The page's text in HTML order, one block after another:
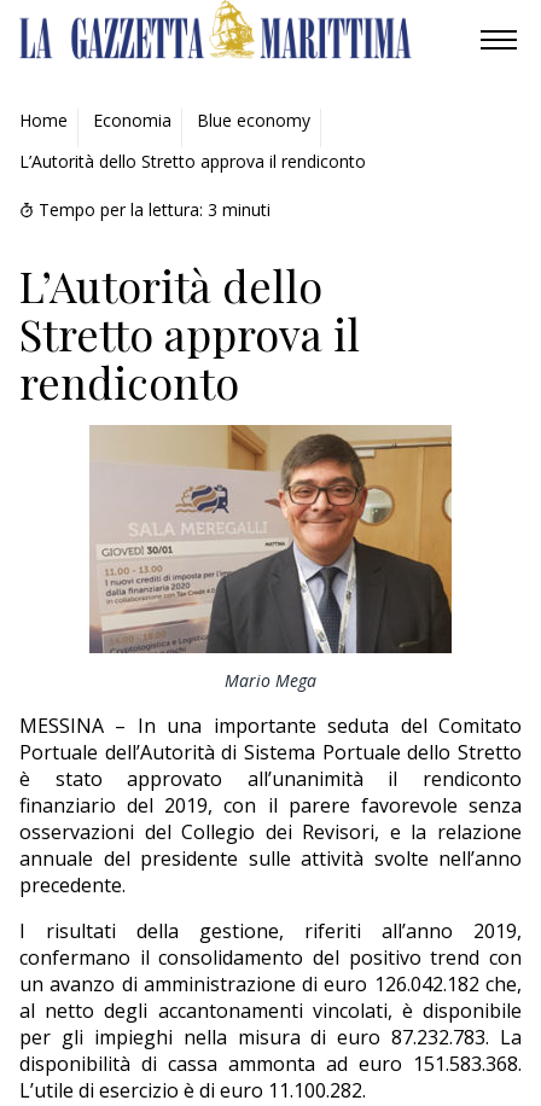
AMBIENTE
MOBILITÀ
INDUSTRIA
RICERCA
ECONOMIA
TURISMO
EDITORIALI
Home Economia
Blue economy
L’Autorità dello Stretto approva il rendiconto
Tempo per la lettura: 3 minuti
L’Autorità dello
Stretto approva il
rendiconto
Mario Mega
MESSINA – In una importante seduta del Comitato
Portuale dell’Autorità di Sistema Portuale dello Stretto
è stato approvato all’unanimità il rendiconto
finanziario del 2019, con il parere favorevole senza
osservazioni del Collegio dei Revisori, e la relazione
annuale del presidente sulle attività svolte nell’anno
precedente.
I risultati della gestione, riferiti all’anno 2019,
confermano il consolidamento del positivo trend con
un avanzo di amministrazione di euro 126.042.182 che,
al netto degli accantonamenti vincolati, è disponibile
per gli impieghi nella misura di euro 87.232.783. La
disponibilità di cassa ammonta ad euro 151.583.368.
L’utile di esercizio è di euro 11.100.282.